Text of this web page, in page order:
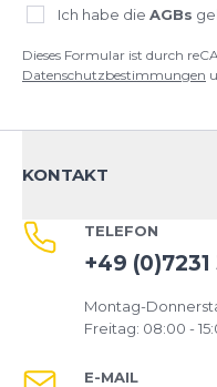
Ich habe die AGBs
Dieses Formular ist durch
Datenschutzbestimmungen
KONTAKT
TELEFON
+49
Montag-
Freitag: 08:00 -
E-MAIL